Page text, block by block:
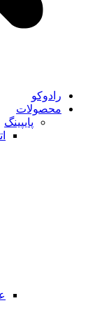
رادوکو
محصولات
پایپینگ